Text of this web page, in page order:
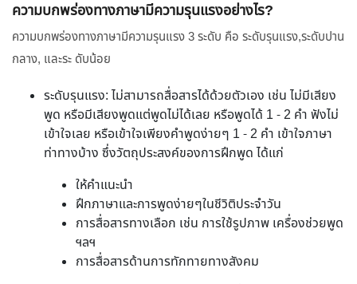
ความบกพร่องทางภาษามีความรุนแรงอย่างไร?
ความบกพร่องทางภาษามีความรุนแรง 3 ระดับ คือ ระดับรุนแรง,ระดับปาน
กลาง, และระ ดับน้อย
ระดับรุนแรง: ไม่สามารถสื่อสารได้ด้วยตัวเอง เช่น ไม่มีเสียง
พูด หรือมีเสียงพูดแต่พูดไม่ได้เลย หรือพูดได้ 1 - 2 คำ ฟังไม่
เข้าใจเลย หรือเข้าใจเพียงคำพูดง่ายๆ 1 - 2 คำ เข้าใจภาษา
ท่าทางบ้าง ซึ่งวัตถุประสงค์ของการฝึกพูด ได้แก่
ให้คำแนะนำ
ฝึกภาษาและการพูดง่ายๆในชีวิติประจำวัน
การสื่อสารทางเลือก เช่น การใช้รูปภาพ เครื่องช่วยพูด
ฯลฯ
การสื่อสารด้านการทักทายทางสังคม